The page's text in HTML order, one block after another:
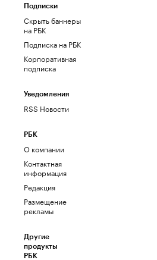
Подписки
Скрыть баннеры
на РБК
Подписка на РБК
Корпоративная
подписка
Уведомления
RSS Новости
РБК
О компании
Контактная
информация
Редакция
Размещение
рекламы
Другие
продукты
РБК